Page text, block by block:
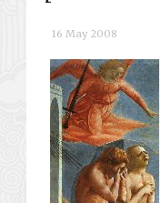
16 May 2008